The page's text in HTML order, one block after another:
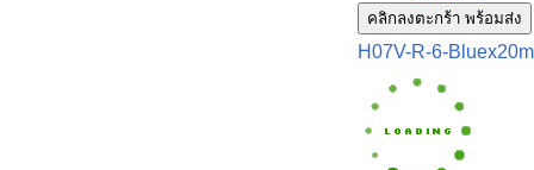
คลิกลงตะกร้า พร้อมส่ง
H07V-R-6-Bluex20m